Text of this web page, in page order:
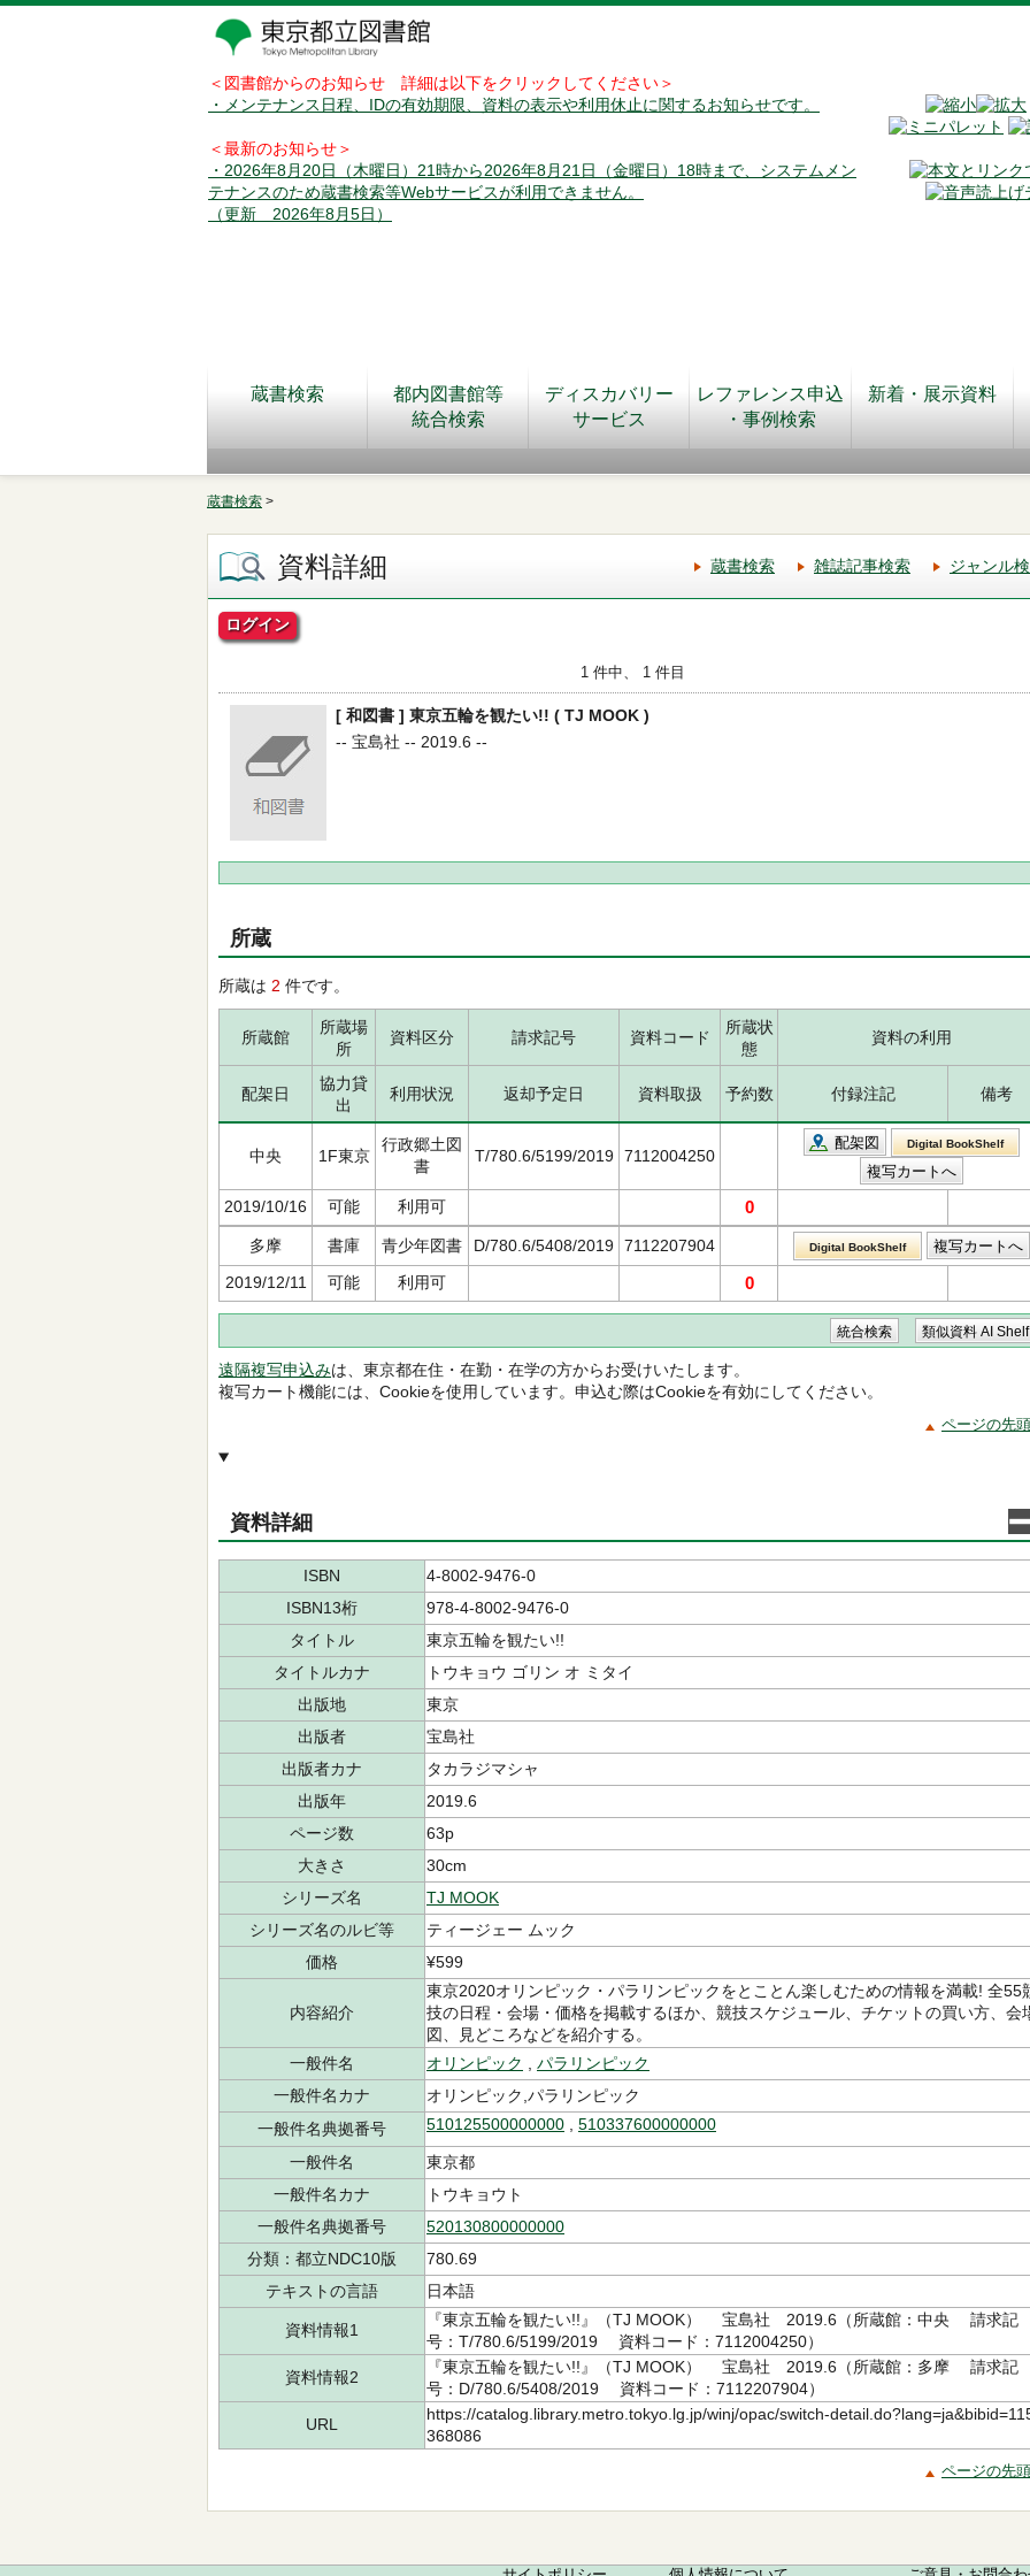
＜図書館からのお知らせ 詳細は以下をクリックしてください＞
・メンテナンス日程、IDの有効期限、資料の表示や利用休止に関するお知らせです。
＜最新のお知らせ＞
・2026年8月20日（木曜日）21時から2026年8月21日（金曜日）18時まで、システムメン
テナンスのため蔵書検索等Webサービスが利用できません。
（更新 2026年8月5日）
蔵書検索
都内図書館等
統合検索
ディスカバリー
サービス
レファレンス申込
・事例検索
新着・展示資料
蔵書検索 >
資料詳細 蔵書検索 雑誌記事検索 ジャンル
ログイン
1 件中、 1 件目
[ 和図書 ] 東京五輪を観たい!! ( TJ MOOK )
-- 宝島社 -- 2019.6 --
所蔵
所蔵は 2 件です。
所蔵館
所蔵場
所
資料区分 請求記号 資料コード
所蔵状
態
資料の利用
配架日
協力貸
出
利用状況 返却予定日 資料取扱 予約数 付録注記 備考
中央 1F東京
行政郷土図
書
T/780.6/5199/2019 7112004250
配架図 Digital BookShelf
2019/10/16 可能 利用可 0
多摩 書庫 青少年図書 D/780.6/5408/2019 7112207904 Digital BookShelf
2019/12/11 可能 利用可 0
遠隔複写申込みは、東京都在住・在勤・在学の方からお受けいたします。
複写カート機能には、Cookieを使用しています。申込む際はCookieを有効にしてください。
ページの先
資料詳細
ISBN
4-8002-9476-0
ISBN13桁
978-4-8002-9476-0
タイトル
東京五輪を観たい!!
タイトルカナ
トウキョウ ゴリン オ ミタイ
出版地
東京
出版者
宝島社
出版者カナ
タカラジマシャ
出版年
2019.6
ページ数
63p
大きさ
30cm
シリーズ名
TJ MOOK
シリーズ名のルビ等
ティージェー ムック
価格
¥599
内容紹介
東京2020オリンピック・パラリンピックをとことん楽しむための情報を満載! 全55
技の日程・会場・価格を掲載するほか、競技スケジュール、チケットの買い方、会
図、見どころなどを紹介する。
一般件名
オリンピック
パラリンピック
一般件名カナ
オリンピック,パラリンピック
一般件名典拠番号
510125500000000 510337600000000
一般件名
東京都
一般件名カナ
トウキョウト
一般件名典拠番号
520130800000000
分類：都立NDC10版
780.69
テキストの言語
日本語
資料情報1
『東京五輪を観たい!!』（TJ MOOK） 宝島社 2019.6（所蔵館：中央 請求記
号：T/780.6/5199/2019 資料コード：7112004250）
資料情報2
『東京五輪を観たい!!』（TJ MOOK） 宝島社 2019.6（所蔵館：多摩 請求記
号：D/780.6/5408/2019 資料コード：7112207904）
URL
https://catalog.library.metro.tokyo.lg.jp/winj/opac/switch-
368086
ページの先